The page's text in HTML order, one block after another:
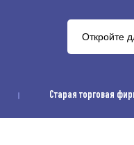
Старая торговая